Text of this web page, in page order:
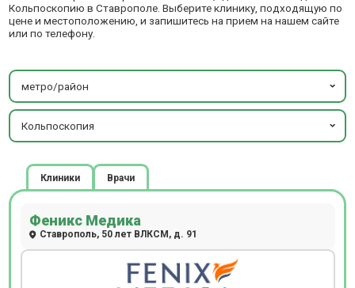
Кольпоскопию в Ставрополе. Выберите клинику, подходящую по
цене и местоположению, и запишитесь на прием на нашем сайте
или по телефону.
метро/район
Кольпоскопия
Клиники Врачи
Феникс Медика
Ставрополь, 50 лет ВЛКСМ, д. 91